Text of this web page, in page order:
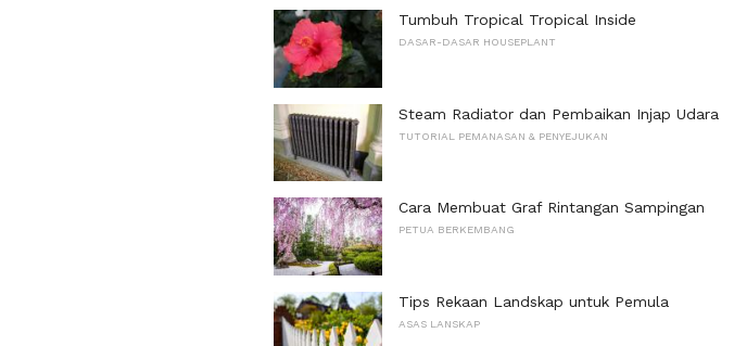
Tumbuh Tropical Tropical Inside
DASAR-DASAR HOUSEPLANT
Steam Radiator dan Pembaikan Injap Udara
TUTORIAL PEMANASAN & PENYEJUKAN
Cara Membuat Graf Rintangan Sampingan
PETUA BERKEMBANG
Tips Rekaan Landskap untuk Pemula
ASAS LANSKAP